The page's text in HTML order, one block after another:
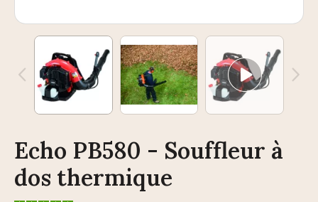
Echo PB580 - Souffleur à
dos thermique